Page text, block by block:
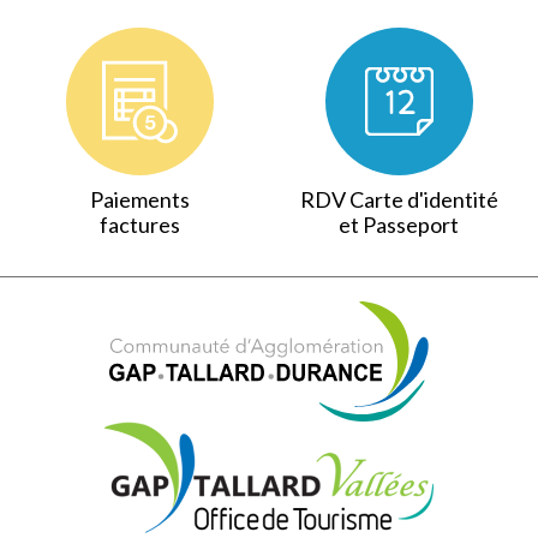
Paiements
factures
RDV Carte d'identité
et Passeport